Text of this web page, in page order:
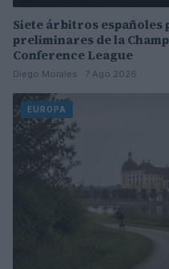
Siete árbitros españoles
preliminares de la
Conference League
Diego Morales · 7 Ago 2026
EUROPA